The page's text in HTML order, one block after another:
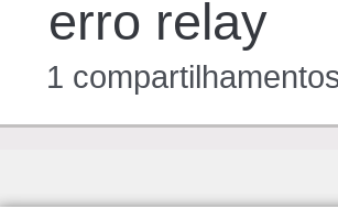
erro relay
1